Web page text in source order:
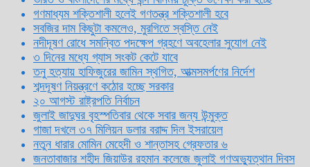
গণমাধ্যম শক্তিশালী হলেই গণতন্ত্র শক্তিশালী হবে
সবজির দাম কিছুটা কমলেও, মুরগিতে স্বস্তি নেই
নদীদূষণ রোধে সমন্বিত পদক্ষেপ গ্রহণে অবহেলার সুযোগ নেই
৩ দিনের মধ্যে গ্যাস সংকট কেটে যাবে
তনু হত্যায় হাফিজুরের জামিন স্থগিত, আত্মসমর্পণের নির্দেশ
শব্দদূষণ নিয়ন্ত্রণে কঠোর হচ্ছে সরকার
২০ আগস্ট রাষ্ট্রপতি নির্বাচন
জুলাই জাদুঘর বৃহস্পতিবার থেকে সবার জন্য উন্মুক্ত
গাজা দখলে ৩৭ মিলিয়ন ডলার বরাদ্দ দিল ইসরায়েল
নতুন ধারার মোমিন মেহেদী ও শান্তাসহ গ্রেফতার ৬
জনতাবাজার শহীদ জিয়াউর রহমান কলেজে জুলাই গণঅভ্যুত্থান দিবস